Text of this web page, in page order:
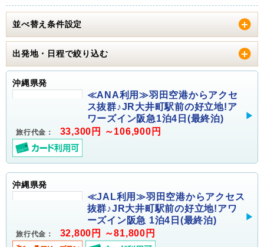
並べ替え条件設定
出発地・日程で絞り込む
沖縄県発
≪ANA利用≫羽田空港からアクセ
ス抜群♪JR大井町駅前の好立地!ア
ワーズイン阪急1泊4日(最終泊)
旅行代金： 33,300円 ～106,900円
沖縄県発
≪JAL利用≫羽田空港からアクセス
抜群♪JR大井町駅前の好立地!アワ
ーズイン阪急 1泊4日(最終泊)
旅行代金： 32,800円 ～81,800円